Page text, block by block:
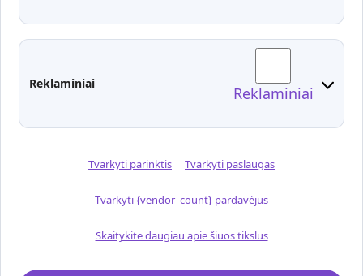
Reklaminiai Reklaminiai
Tvarkyti parinktis Tvarkyti paslaugas
Tvarkyti {vendor_count} pardavėjus
Skaitykite daugiau apie šiuos tikslus
Moodle
EDINA
Pasirengimas ekstremaliai